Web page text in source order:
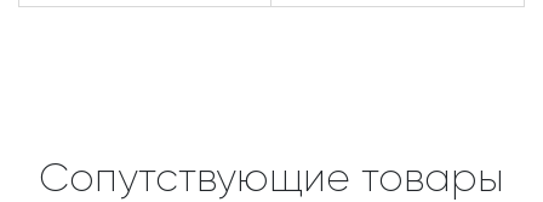
Сопутствующие товары